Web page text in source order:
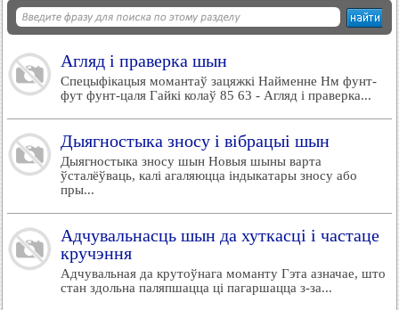
Агляд і праверка шын
Спецыфікацыя момантаў зацяжкі Найменне Нм фунт-
фут фунт-цаля Гайкі колаў 85 63 - Агляд і праверка...
Дыягностыка зносу і вібрацыі шын
Дыягностыка зносу шын Новыя шыны варта
ўсталёўваць, калі агаляюцца індыкатары зносу або
пры...
Адчувальнасць шын да хуткасці і частаце
кручэння
Адчувальная да крутоўнага моманту Гэта азначае, што
стан здольна паляпшацца ці пагаршацца з-за...